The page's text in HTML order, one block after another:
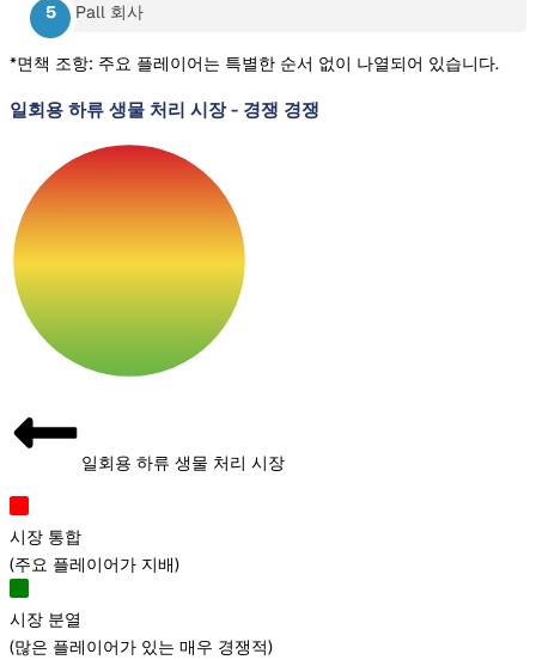
Pall 회사
*면책 조항: 주요 플레이어는 특별한 순서 없이 나열되어 있습니다.
일회용 하류 생물 처리 시장- 경쟁 경쟁
일회용 하류 생물 처리 시장
시장 통합
(주요 플레이어가 지배)
시장 분열
(많은 플레이어가 있는 매우 경쟁적)